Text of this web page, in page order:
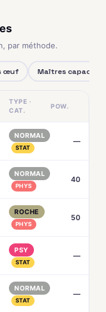
par méthode.
œuf Maîtres capacités
TYPE ·
CAT.
POW.
NORMAL
STAT
—
NORMAL
PHYS
40
ROCHE
PHYS
50
PSY
STAT
—
NORMAL
STAT
—